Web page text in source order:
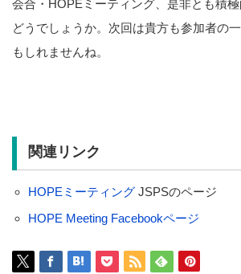
会合・HOPEミーティング、是非とも積
どうでしょうか。次回は貴方も参加者の
もしれませんね。
関連リンク
HOPEミーティングJSPSのページ
HOPE Meeting Facebookページ